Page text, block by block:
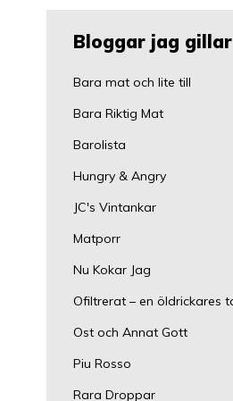
Bloggar jag gillar
Bara mat och lite till
Bara Riktig Mat
Barolista
Hungry & Angry
JC's Vintankar
Matporr
Nu Kokar Jag
Ofiltrerat – en öldrickares
Ost och Annat Gott
Piu Rosso
Rara Droppar